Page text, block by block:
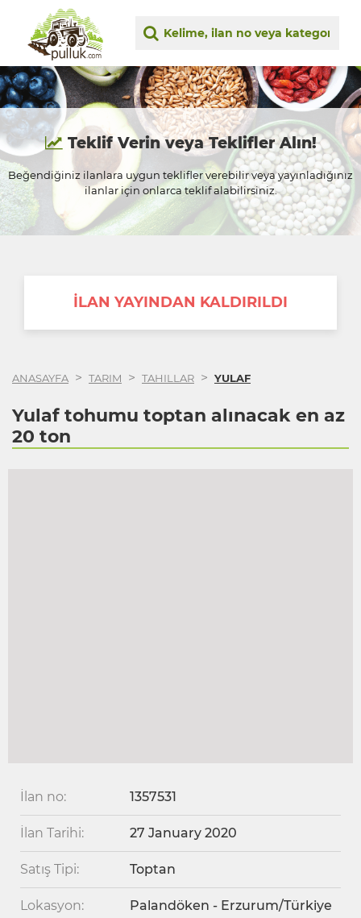
Teklif Verin veya Teklifler Alın!
Beğendiğiniz ilanlara uygun teklifler verebilir veya yayınladığınız
ilanlar için onlarca teklif alabilirsiniz.
İLAN YAYINDAN KALDIRILDI
ANASAYFA > TARIM > TAHILLAR > YULAF
Yulaf tohumu toptan alınacak en az
20 ton
İlan no: 1357531
İlan Tarihi: 27 January 2020
Satış Tipi: Toptan
Lokasyon: Palandöken - Erzurum/Türkiye